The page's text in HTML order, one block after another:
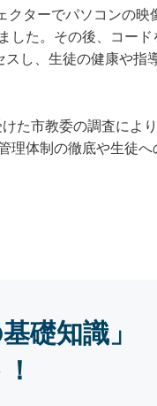
ターでパソコンの映
した。その後、コー
し、生徒の健康や指
た市教委の調査によ
理体制の徹底や生徒
礎知識」